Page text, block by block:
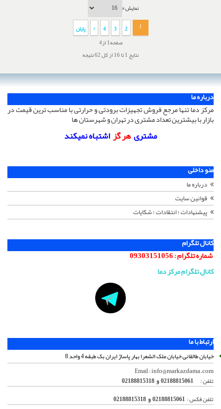
نمایش #
1
2
3
4
پایان
صفحه1 از4
نتایج 1 تا 16 از کل 62 نتیجه
درباره ما
مرکز دما تنها مرجع فروش تجهیزات برودتی و حرارتی با مناسب ترین قیمت در
بازار با بیشترین تعداد مشتری در تهران و شهرستان ها
مشتریهر گزاشتباه نمیکند
منو داخلی
درباره ما
قوانین سایت
پیشنهادات ؛ انتقادات ؛ شکایات
کانال تلگرام
شماره تلگرام :09303151056
کانال تلگرام مرکز دما
ارتباط با ما
خیابان طالقانی خیابان ملک الشعرا بهار پاساژ ایران بک طبقه 4 واحد 8
Email :info@markazdama.com
تلفن :
02188815061 و 02188815318
تلفن فکس : 02188815061 و 02188815318